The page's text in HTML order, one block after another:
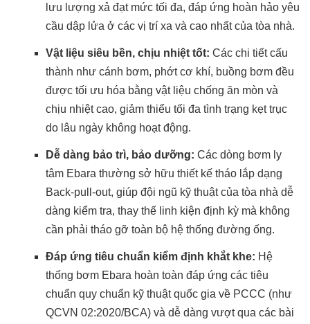
lưu lượng xả đạt mức tối đa, đáp ứng hoàn hảo yêu
cầu dập lửa ở các vị trí xa và cao nhất của tòa nhà.
Vật liệu siêu bền, chịu nhiệt tốt: Các chi tiết cấu
thành như cánh bơm, phớt cơ khí, buồng bơm đều
được tối ưu hóa bằng vật liệu chống ăn mòn và
chịu nhiệt cao, giảm thiểu tối đa tình trạng kẹt trục
do lâu ngày không hoạt động.
Dễ dàng bảo trì, bảo dưỡng: Các dòng bơm ly
tâm Ebara thường sở hữu thiết kế tháo lắp dạng
Back-pull-out, giúp đội ngũ kỹ thuật của tòa nhà dễ
dàng kiểm tra, thay thế linh kiện định kỳ mà không
cần phải tháo gỡ toàn bộ hệ thống đường ống.
Đáp ứng tiêu chuẩn kiểm định khắt khe: Hệ
thống bơm Ebara hoàn toàn đáp ứng các tiêu
chuẩn quy chuẩn kỹ thuật quốc gia về PCCC (như
QCVN 02:2020/BCA) và dễ dàng vượt qua các bài